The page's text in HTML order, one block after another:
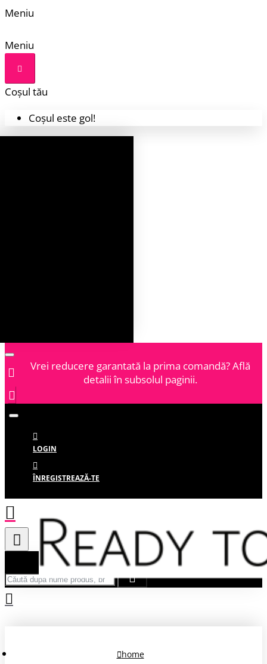
Meniu
Meniu
Coșul tău
Coșul este gol!
Vrei reducere garantată la prima comandă? Află
detalii în subsolul paginii.
LOGIN
ÎNREGISTREAZĂ-TE
Căută după nume produs, brand...
home